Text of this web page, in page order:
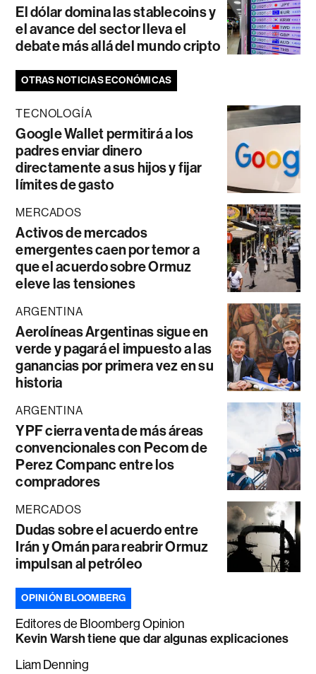
El dólar domina las stablecoins y
el avance del sector lleva el
debate más allá del mundo cripto
OTRAS NOTICIAS ECONÓMICAS
TECNOLOGÍA
Google Wallet permitirá a los
padres enviar dinero
directamente a sus hijos y fijar
límites de gasto
MERCADOS
Activos de mercados
emergentes caen por temor a
que el acuerdo sobre Ormuz
eleve las tensiones
ARGENTINA
Aerolíneas Argentinas sigue en
verde y pagará el impuesto a las
ganancias por primera vez en su
historia
ARGENTINA
YPF cierra venta de más áreas
convencionales con Pecom de
Perez Companc entre los
compradores
MERCADOS
Dudas sobre el acuerdo entre
Irán y Omán para reabrir Ormuz
impulsan al petróleo
OPINIÓN BLOOMBERG
Editores de Bloomberg Opinion
Kevin Warsh tiene que dar algunas explicaciones
Liam Denning